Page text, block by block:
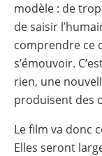
modèle : de
de saisir
comprendre ce
s’émouvoir.
rien, une
produisent des
Le film va donc
Elles seront